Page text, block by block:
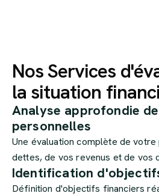
Nos Services
la situation
Analyse approfondie
personnelles
Une évaluation complète de
dettes, de vos revenus et de vos
Identification
Définition d'objectifs financiers